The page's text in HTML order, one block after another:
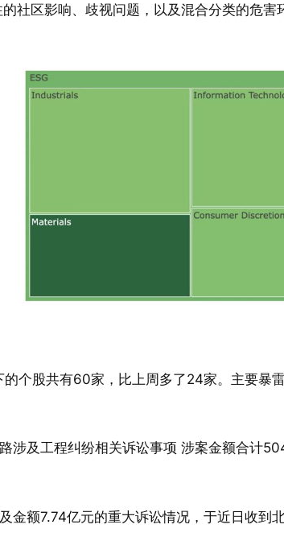
社区影响、歧视问题，以及混合分类的危害
个股共有60家，比上周多了24家。主要暴
涉及工程纠纷相关诉讼事项 涉案金额合计
额7.74亿元的重大诉讼情况，于近日收到北